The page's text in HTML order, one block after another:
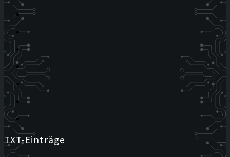
TXT-Einträge